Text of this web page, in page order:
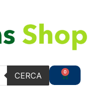
CERCA 0